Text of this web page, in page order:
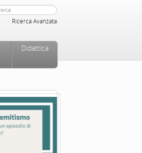
Ricerca Avanzata
Didattica